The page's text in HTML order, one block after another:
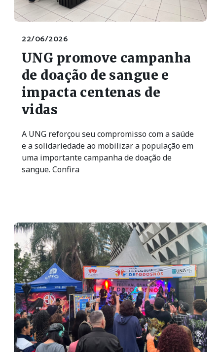
22/06/2026
UNG promove campanha
de doação de sangue e
impacta centenas de
vidas
A UNG reforçou seu compromisso com a saúde
e a solidariedade ao mobilizar a população em
uma importante campanha de doação de
sangue. Confira